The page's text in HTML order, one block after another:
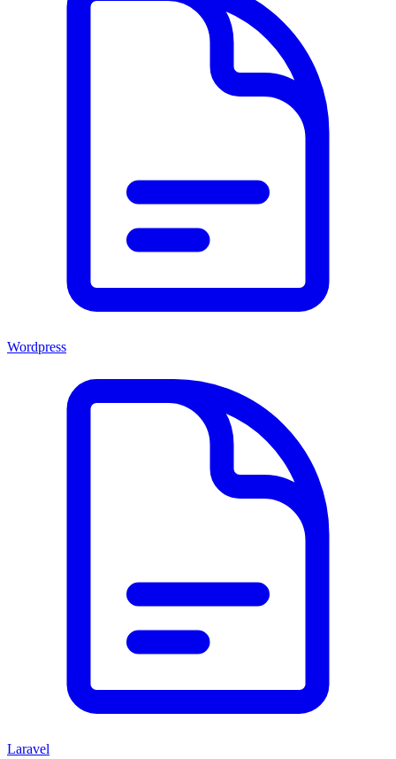
Wordpress
Laravel